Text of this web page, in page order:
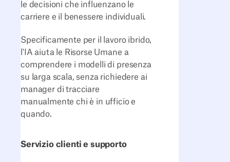
le decisioni che influenzano le
carriere e il benessere individuali.
Specificamente per il lavoro ibrido,
l'IA aiuta le Risorse Umane a
comprendere i modelli di presenza
su larga scala, senza richiedere ai
manager di tracciare
manualmente chi è in ufficio e
quando.
Servizio clienti e supporto